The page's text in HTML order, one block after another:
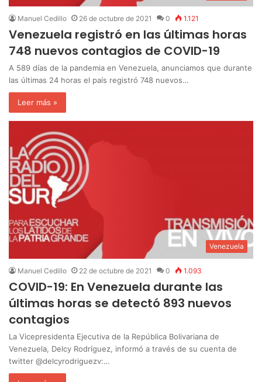
Manuel Cedillo 26 de octubre de 2021 0 1.121
Venezuela registró en las últimas horas
748 nuevos contagios de COVID-19
A 589 días de la pandemia en Venezuela, anunciamos que durante
las últimas 24 horas el país registró 748 nuevos…
Leer más »
Venezuela
Manuel Cedillo 22 de octubre de 2021 0 1.093
COVID-19: En Venezuela durante las
últimas horas se detectó 893 nuevos
contagios
La Vicepresidenta Ejecutiva de la República Bolivariana de
Venezuela, Delcy Rodríguez, informó a través de su cuenta de
twitter @delcyrodriguezv:…